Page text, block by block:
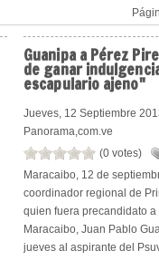
Guanipaa Pérez
de ganar
escapulario ajeno"
Jueves, 12 Septiembre
Panorama,com.ve
(0 votes)
Maracaibo, 12 de
coordinador regional de
quien fuera precandidato
Maracaibo, Juan Pablo
jueves al aspirante del